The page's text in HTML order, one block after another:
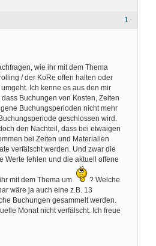
1.
wie ihr mit dem Thema
/ der KoRe offen halten oder
Ich kenne es aus den mir
Buchungen von Kosten, Zeiten
Buchungsperioden nicht mehr
geschlossen wird.
den Nachteil, dass bei etwaigen
bei Zeiten und Materialien
verfälscht werden. Und zwar die
Werte fehlen und die aktuell offene
mit dem Thema um
? Welche
wäre ja auch eine z.B. 13
Buchungen gesammelt werden.
Monat nicht verfälscht. Ich freue